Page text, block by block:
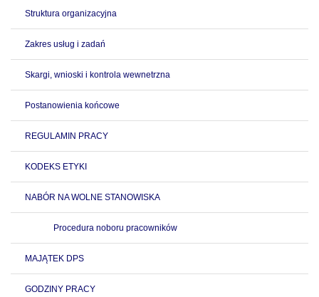
Struktura organizacyjna
Zakres usług i zadań
Skargi, wnioski i kontrola wewnetrzna
Postanowienia końcowe
REGULAMIN PRACY
KODEKS ETYKI
NABÓR NA WOLNE STANOWISKA
Procedura noboru pracowników
MAJĄTEK DPS
GODZINY PRACY